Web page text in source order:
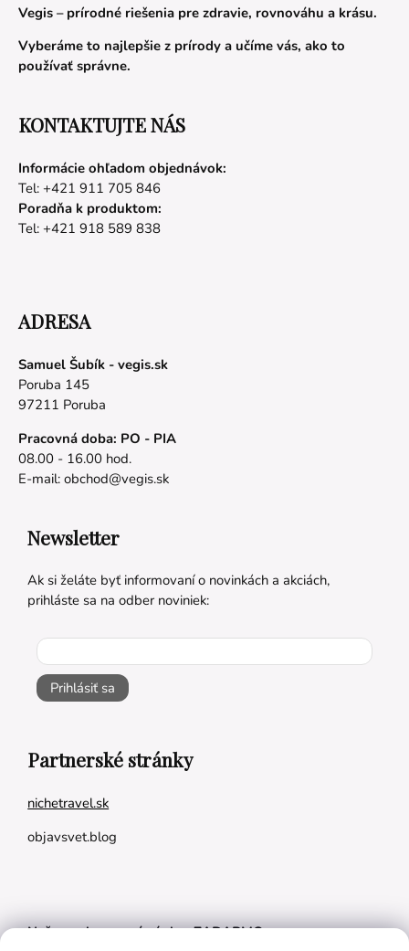
Vegis – prírodné riešenia pre zdravie, rovnováhu a krásu.
Vyberáme to najlepšie z prírody a učíme vás, ako to
používať správne.
KONTAKTUJTE NÁS
Informácie ohľadom objednávok:
Tel: +421 911 705 846
Poradňa k produktom:
Tel: +421 918 589 838
ADRESA
Samuel Šubík - vegis.sk
Poruba 145
97211 Poruba
Pracovná doba: PO - PIA
08.00 - 16.00 hod.
E-mail: obchod@vegis.sk
Newsletter
Ak si želáte byť informovaní o novinkách a akciách,
prihláste sa na odber noviniek:
Prihlásiť sa
Partnerské stránky
nichetravel.sk
objavsvet.blog
Naše appky pre vás úplne ZADARMO: